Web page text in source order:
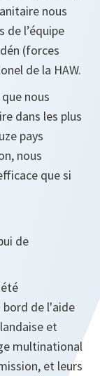
nous
l’équipe
(forces
de la HAW.
nous
dans les plus
pays
nous
que si
de
bord de l'aide
et
multinational
et leurs